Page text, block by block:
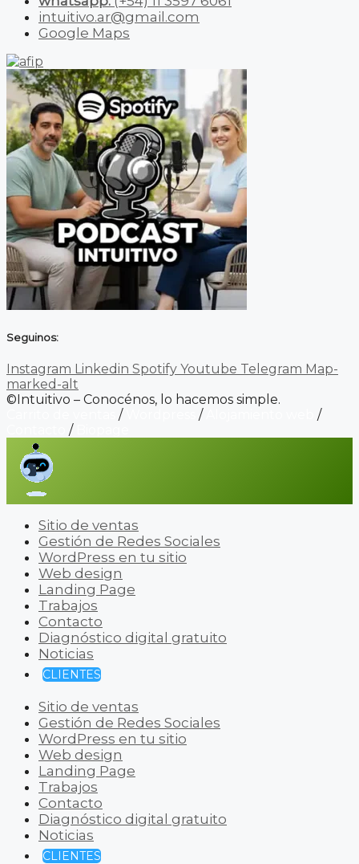
intuitivo.ar@gmail.com
Google Maps
Seguinos:
Instagram Linkedin Spotify Youtube Telegram Map-
marked-alt
©Intuitivo – Conocénos, lo hacemos simple.
/ /
/
/
Sitio de ventas
Gestión de Redes Sociales
WordPress en tu sitio
Web design
Landing Page
Trabajos
Contacto
Diagnóstico digital gratuito
Noticias
CLIENTES
Sitio de ventas
Gestión de Redes Sociales
WordPress en tu sitio
Web design
Landing Page
Trabajos
Contacto
Diagnóstico digital gratuito
Noticias
CLIENTES